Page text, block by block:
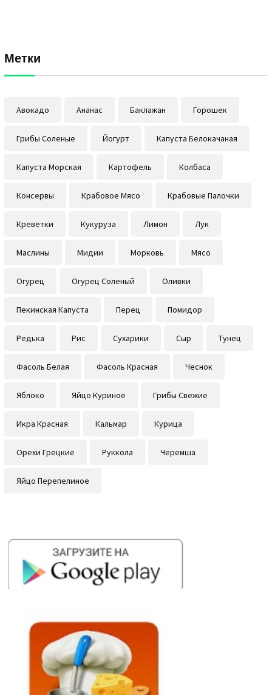
Метки
Авокадо Ананас Баклажан Горошек
Грибы Соленые Йогурт Капуста Белокачаная
Капуста Морская Картофель Колбаса
Консервы Крабовое Мясо Крабовые Палочки
Креветки Кукуруза Лимон Лук
Маслины Мидии Морковь Мясо
Огурец Огурец Соленый Оливки
Пекинская Капуста Перец Помидор
Редька Рис Сухарики Сыр Тунец
Фасоль Белая Фасоль Красная Чеснок
Яблоко Яйцо Куриное Грибы Свежие
Икра Красная Кальмар Курица
Орехи Грецкие Руккола Черемша
Яйцо Перепелиное